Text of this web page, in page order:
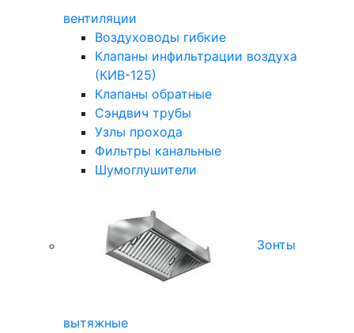
вентиляции
Воздуховоды гибкие
Клапаны инфильтрации воздуха
(КИВ-125)
Клапаны обратные
Сэндвич трубы
Узлы прохода
Фильтры канальные
Шумоглушители
Зонты
вытяжные